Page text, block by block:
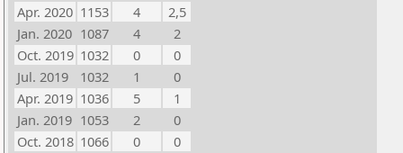
Apr. 2020 1153 4
2,5
Jan. 2020 1087 4
2
Oct. 2019 1032 0
0
Jul. 2019
1032 1
0
Apr. 2019 1036 5
1
Jan. 2019 1053 2
0
Oct. 2018 1066 0
0